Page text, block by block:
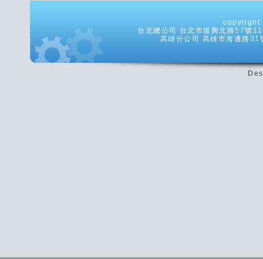
copyright
台北總公司 台北市復興北路57
高雄分公司 高雄市海邊路